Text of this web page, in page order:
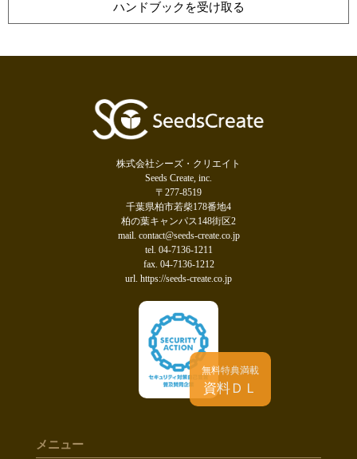
ハンドブックを受け取る
無料特典満載
資料ＤＬ
株式会社シーズ・クリエイト
Seeds Create, inc.
〒277-8519
千葉県柏市若柴178番地4
柏の葉キャンパス148街区2
mail. contact@seeds-create.co.jp
tel. 04-7136-1211
fax. 04-7136-1212
url. https://seeds-create.co.jp
メニュー